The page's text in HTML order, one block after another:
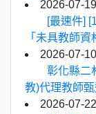
2026-07-19
[最速件]
「未具教師資
2026-07-10
彰化縣二
教)代理教師
2026-07-22